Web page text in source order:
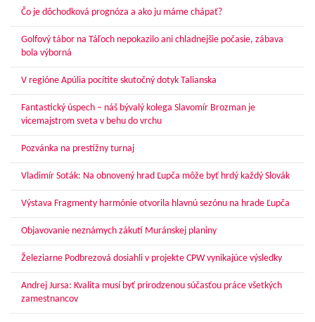
Čo je dôchodková prognóza a ako ju máme chápať?
Golfový tábor na Táľoch nepokazilo ani chladnejšie počasie, zábava
bola výborná
V regióne Apúlia pocítite skutočný dotyk Talianska
Fantastický úspech – náš bývalý kolega Slavomír Brozman je
vicemajstrom sveta v behu do vrchu
Pozvánka na prestížny turnaj
Vladimír Soták: Na obnovený hrad Ľupča môže byť hrdý každý Slovák
Výstava Fragmenty harmónie otvorila hlavnú sezónu na hrade Ľupča
Objavovanie neznámych zákutí Muránskej planiny
Železiarne Podbrezová dosiahli v projekte CPW vynikajúce výsledky
Andrej Jursa: Kvalita musí byť prirodzenou súčasťou práce všetkých
zamestnancov